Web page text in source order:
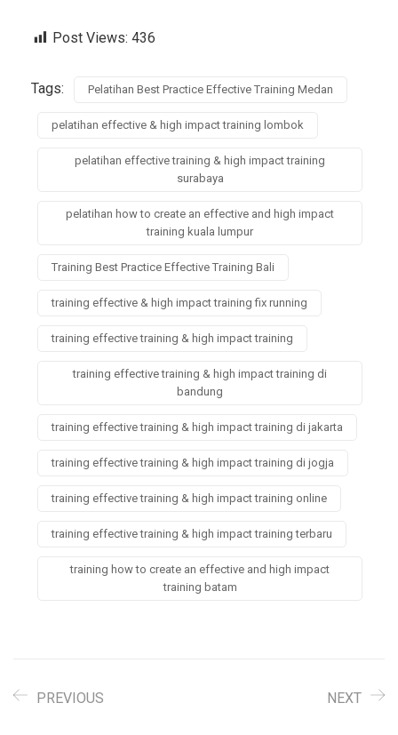
Post Views: 436
Tags: Pelatihan Best Practice Effective Training Medan
pelatihan effective & high impact training lombok
pelatihan effective training & high impact training
surabaya
pelatihan how to create an effective and high impact
training kuala lumpur
Training Best Practice Effective Training Bali
training effective & high impact training fix running
training effective training & high impact training
training effective training & high impact training di
bandung
training effective training & high impact training di jakarta
training effective training & high impact training di jogja
training effective training & high impact training online
training effective training & high impact training terbaru
training how to create an effective and high impact
training batam
PREVIOUS NEXT